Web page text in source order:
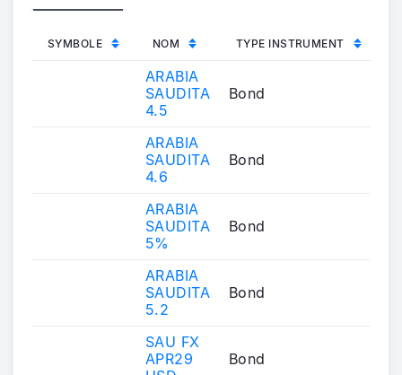
SYMBOLE NOM TYPE INSTRUMENT
ARABIA
SAUDITA
4.5
Bond
ARABIA
SAUDITA
4.6
Bond
ARABIA
SAUDITA
5%
Bond
ARABIA
SAUDITA
5.2
Bond
SAU FX
APR29
Bond